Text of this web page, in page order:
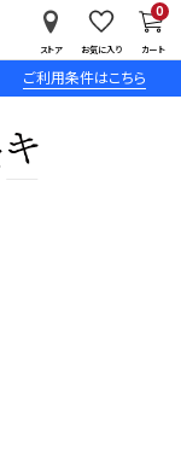
ご利用条件はこちら
ストア お気に入り カート
0